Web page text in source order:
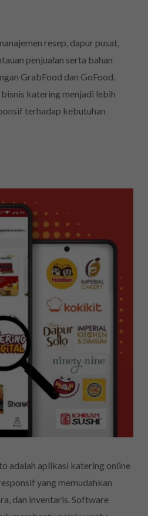
resep, dapur pusat,
penjualan serta bahan
GrabFood dan GoFood.
katering menjadi lebih
terhadap kebutuhan
adalah aplikasi katering online
yang memudahkan
dan inventaris. Software